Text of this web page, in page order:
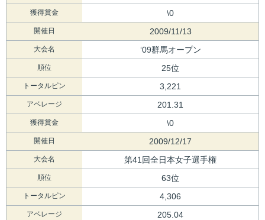
獲得賞金 \0
開催日 2009/11/13
大会名 ‘09群馬オープン
順位 25位
トータルピン 3,221
アベレージ 201.31
獲得賞金 \0
開催日 2009/12/17
大会名 第41回全日本女子選手権
順位 63位
トータルピン 4,306
アベレージ 205.04